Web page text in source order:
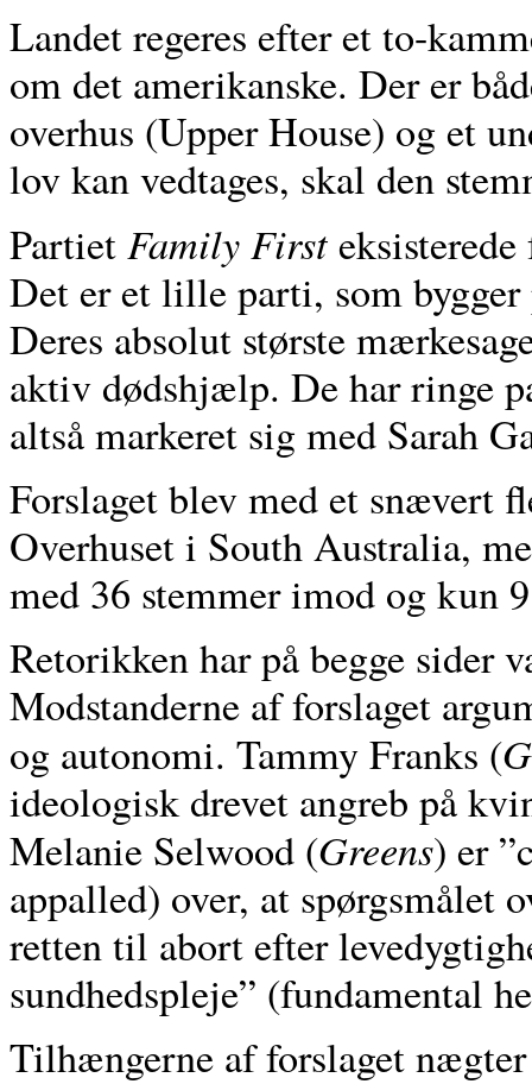
Landet regeres efter et to-
om det amerikanske. Der er
overhus (Upper House) og et
lov kan vedtages, skal den
Partiet Family First
Det er et lille parti, som
Deres absolut største
aktiv dødshjælp. De har ringe
altså markeret sig med Sarah
Forslaget blev med et snævert
Overhuset i South Australia,
med 36 stemmer imod og kun
Retorikken har på begge sider
Modstanderne af forslaget
og autonomi. Tammy Franks (
ideologisk drevet angreb på
Melanie Selwood (Greens) er
appalled) over, at spørgsmålet
retten til abort efter
sundhedspleje” (fundamental
Tilhængerne af forslaget